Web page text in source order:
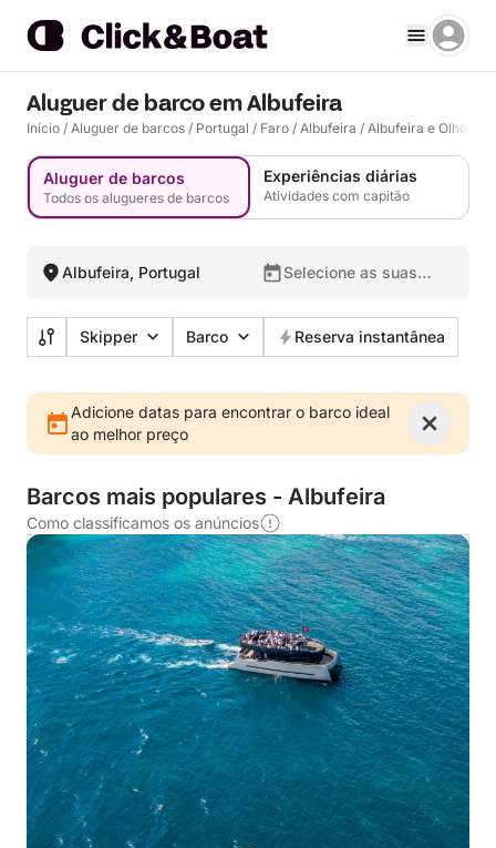
Aluguer de barco em Albufeira
Início / Aluguer de barcos / Portugal / Faro / Albufeira / Albufeira e Olhos de
Aluguer de barcos
Todos os alugueres de barcos
Experiências diárias
Atividades com capitão
Albufeira, Portugal
Selecione as suas
Skipper Barco Reserva instantânea
Adicione datas para encontrar o barco ideal
ao melhor preço
Barcos mais populares - Albufeira
Como classificamos os anúncios